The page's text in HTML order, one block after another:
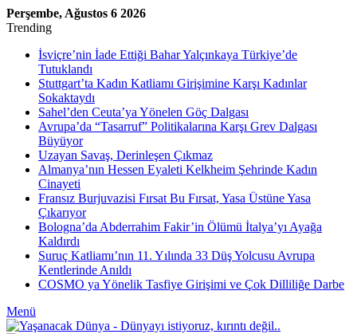
Perşembe, Ağustos 6 2026
Trending
İsviçre’nin İade Ettiği Bahar Yalçınkaya Türkiye’de
Tutuklandı
Stuttgart’ta Kadın Katliamı Girişimine Karşı Kadınlar
Sokaktaydı
Sahel’den Ceuta’ya Yönelen Göç Dalgası
Avrupa’da “Tasarruf” Politikalarına Karşı Grev Dalgası
Büyüyor
Uzayan Savaş, Derinleşen Çıkmaz
Almanya’nın Hessen Eyaleti Kelkheim Şehrinde Kadın
Cinayeti
Fransız Burjuvazisi Fırsat Bu Fırsat, Yasa Üstüne Yasa
Çıkarıyor
Bologna’da Abderrahim Fakir’in Ölümü İtalya’yı Ayağa
Kaldırdı
Suruç Katliamı’nın 11. Yılında 33 Düş Yolcusu Avrupa
Kentlerinde Anıldı
COSMO ya Yönelik Tasfiye Girişimi ve Çok Dilliliğe Darbe
Menü